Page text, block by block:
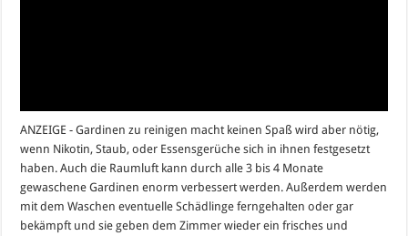
ANZEIGE - Gardinen zu reinigen macht keinen Spaß wird aber nötig,
wenn Nikotin, Staub, oder Essensgerüche sich in ihnen festgesetzt
haben. Auch die Raumluft kann durch alle 3 bis 4 Monate
gewaschene Gardinen enorm verbessert werden. Außerdem werden
mit dem Waschen eventuelle Schädlinge ferngehalten oder gar
bekämpft und sie geben dem Zimmer wieder ein frisches und